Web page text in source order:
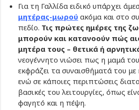
Για τη Γαλλίδα ειδικό υπάρχει
μητέρας-μωρού ακόμα και στο
πεδίο. Τις πρώτες ημέρες της
μπορούν και κατανοούν πώς
μητέρα τους – θετικά ή
νεογέννητο νιώσει πως η μαμά
εκφράζει τα συναισθήματά του με
ενώ σε κάποιες περιπτώσεις
βασικές του λειτουργίες, όπως
φαγητό και η πέψη.